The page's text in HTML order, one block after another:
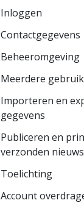
Inloggen
Contactgegevens
Beheeromgeving
Meerdere
Importeren en
gegevens
Publiceren en
verzonden
Toelichting
Account